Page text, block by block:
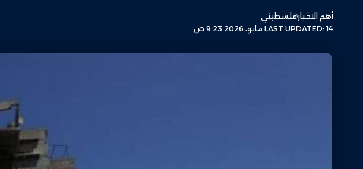
LAST UPDATED: 14 مايو، 2026 9:23 ص
أهم الاخبارفلسطيني